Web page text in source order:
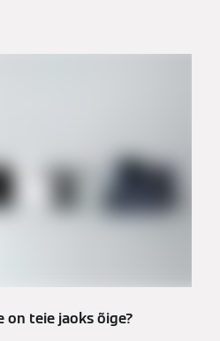
on teie jaoks õige?